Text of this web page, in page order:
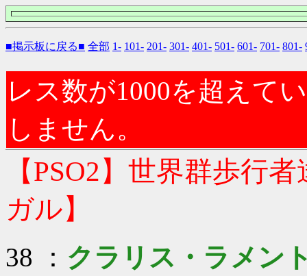
■掲示板に戻る■ 全部 1- 101- 201- 301- 401- 501- 601- 701- 801-
レス数が1000を超えて
しません。
【PSO2】世界群歩行
ガル】
38 ： クラリス・ラメン